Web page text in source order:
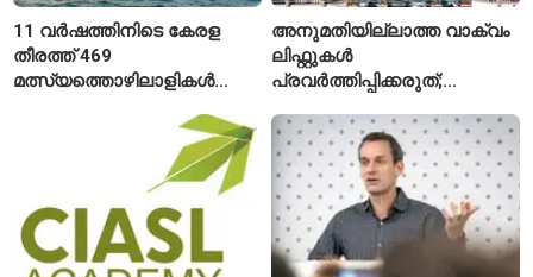
11 വർഷത്തിനിടെ കേരള
തീരത്ത് 469
മത്സ്യത്തൊഴിലാളികൾ
കാണാതായി, 47,773 പേരെ
അനുമതിയില്ലാത്ത വാക്വം
ലിഫ്റ്റുകൾ
പ്രവർത്തിപ്പിക്കരുത്;
അനുമതിയില്ലാത്ത
ലിഫ്റ്റുകൾക്ക്
ഹൈക്കോടതിയുടെ വിലക്ക്